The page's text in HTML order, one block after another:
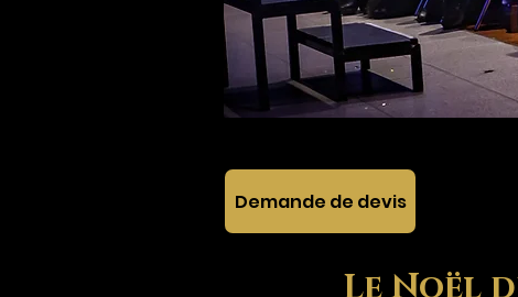
Demande de devis
Le Noël